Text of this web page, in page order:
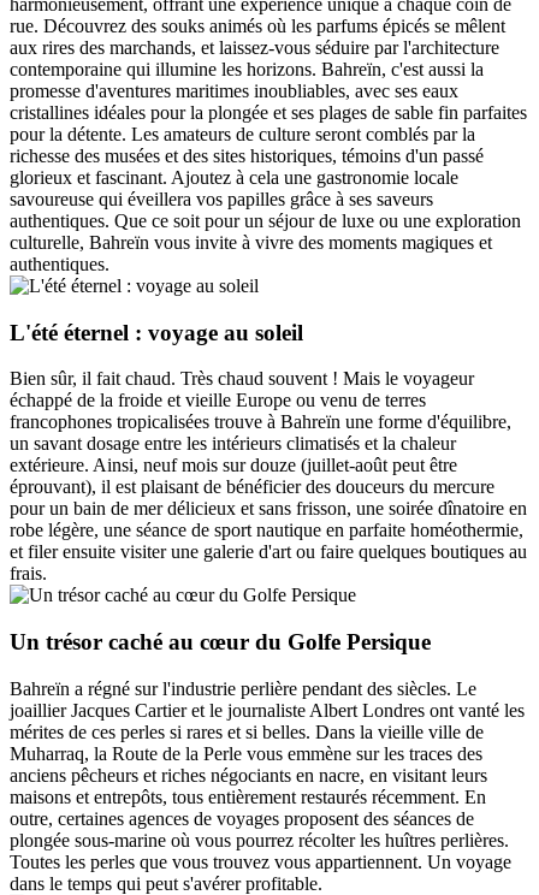
rue. Découvrez des souks animés où les parfums épicés se mêlent
aux rires des marchands, et laissez-vous séduire par l'architecture
contemporaine qui illumine les horizons. Bahreïn, c'est aussi la
promesse d'aventures maritimes inoubliables, avec ses eaux
cristallines idéales pour la plongée et ses plages de sable fin parfaites
pour la détente. Les amateurs de culture seront comblés par la
richesse des musées et des sites historiques, témoins d'un passé
glorieux et fascinant. Ajoutez à cela une gastronomie locale
savoureuse qui éveillera vos papilles grâce à ses saveurs
authentiques. Que ce soit pour un séjour de luxe ou une exploration
culturelle, Bahreïn vous invite à vivre des moments magiques et
authentiques.
L'été éternel : voyage au soleil
Bien sûr, il fait chaud. Très chaud souvent ! Mais le voyageur
échappé de la froide et vieille Europe ou venu de terres
francophones tropicalisées trouve à Bahreïn une forme d'équilibre,
un savant dosage entre les intérieurs climatisés et la chaleur
extérieure. Ainsi, neuf mois sur douze (juillet-août peut être
éprouvant), il est plaisant de bénéficier des douceurs du mercure
pour un bain de mer délicieux et sans frisson, une soirée dînatoire en
robe légère, une séance de sport nautique en parfaite homéothermie,
et filer ensuite visiter une galerie d'art ou faire quelques boutiques au
frais.
Un trésor caché au cœur du Golfe Persique
Bahreïn a régné sur l'industrie perlière pendant des siècles. Le
joaillier Jacques Cartier et le journaliste Albert Londres ont vanté les
mérites de ces perles si rares et si belles. Dans la vieille ville de
Muharraq, la Route de la Perle vous emmène sur les traces des
anciens pêcheurs et riches négociants en nacre, en visitant leurs
maisons et entrepôts, tous entièrement restaurés récemment. En
outre, certaines agences de voyages proposent des séances de
plongée sous-marine où vous pourrez récolter les huîtres perlières.
Toutes les perles que vous trouvez vous appartiennent. Un voyage
dans le temps qui peut s'avérer profitable.